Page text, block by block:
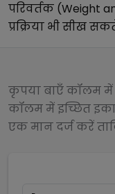
परिवर्तक (Weight
प्रक्रिया भी सीख
कृपया बाएँ कॉलम में
कॉलम में इच्छित
एक मान दर्ज करें